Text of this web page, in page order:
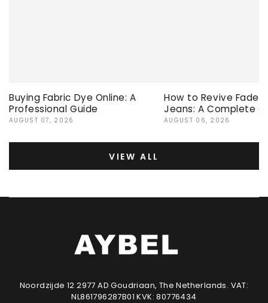
Buying Fabric Dye Online: A
Professional Guide
AUGUST 07, 2026
How to Revive Faded
Jeans: A Complete
AUGUST 06, 2026
VIEW ALL
Noordzijde 12 2977 AD Goudriaan, The Netherlands. VAT:
NL861796287B01 KVK: 80776434